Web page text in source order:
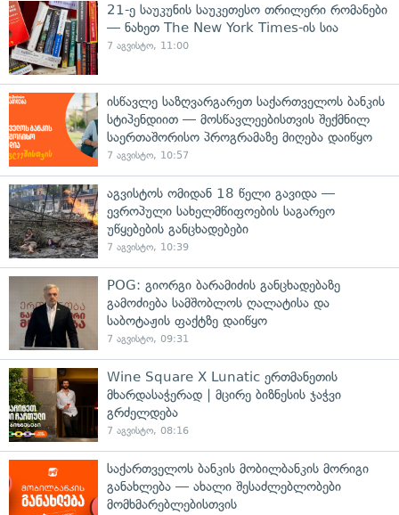
21-ე საუკუნის საუკეთესო თრილერი რომანები
— ნახეთ The New York Times-ის სია
7 აგვისტო, 11:00
ისწავლე საზღვარგარეთ საქართველოს ბანკის
სტიპენდიით — მოსწავლეებისთვის შექმნილ
საერთაშორისო პროგრამაზე მიღება დაიწყო
7 აგვისტო, 10:57
აგვისტოს ომიდან 18 წელი გავიდა —
ევროპული სახელმწიფოების საგარეო
უწყებების განცხადებები
7 აგვისტო, 10:39
POG: გიორგი ბარამიძის განცხადებაზე
გამოძიება სამშობლოს ღალატისა და
საბოტაჟის ფაქტზე დაიწყო
7 აგვისტო, 09:31
Wine Square X Lunatic ერთმანეთის
მხარდასაჭერად | მცირე ბიზნესის ჯაჭვი
გრძელდება
7 აგვისტო, 08:16
საქართველოს ბანკის მობილბანკის მორიგი
განახლება — ახალი შესაძლებლობები
მომხმარებლებისთვის